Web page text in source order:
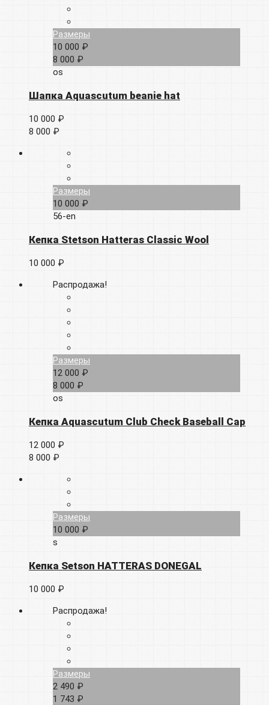
Размеры
10 000 ₽
8 000 ₽
os
Шапка Aquascutum beanie hat
10 000 ₽
8 000 ₽
Размеры
10 000 ₽
56-en
Кепка Stetson Hatteras Classic Wool
10 000 ₽
Распродажа!
Размеры
12 000 ₽
8 000 ₽
os
Кепка Aquascutum Club Check Baseball Cap
12 000 ₽
8 000 ₽
Размеры
10 000 ₽
s
Кепка Setson HATTERAS DONEGAL
10 000 ₽
Распродажа!
Размеры
2 490 ₽
1 743 ₽